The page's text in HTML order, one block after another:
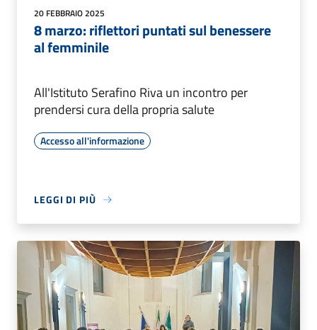
20 FEBBRAIO 2025
8 marzo: riflettori puntati sul benessere
al femminile
All'Istituto Serafino Riva un incontro per
prendersi cura della propria salute
Accesso all'informazione
LEGGI DI PIÙ